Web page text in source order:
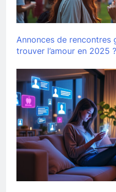
Annonces de rencontres
trouver l’amour en 2025 ?